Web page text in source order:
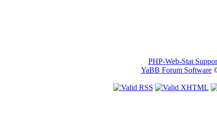
PHP-Web-Stat
YaBB Forum Software©